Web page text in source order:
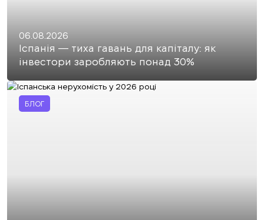
06.08.2026
Іспанія — тиха гавань для капіталу: як
інвестори заробляють понад 30%
БЛОГ